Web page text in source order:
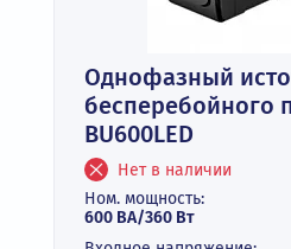
Однофазный
бесперебойного
BU600LED
Нет в наличии
Ном. мощность:
600 ВА/360 Вт